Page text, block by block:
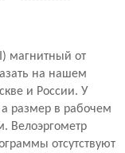
магнитный от
на нашем
и России. У
а размер в рабочем
Велоэргометр
отсутствуют